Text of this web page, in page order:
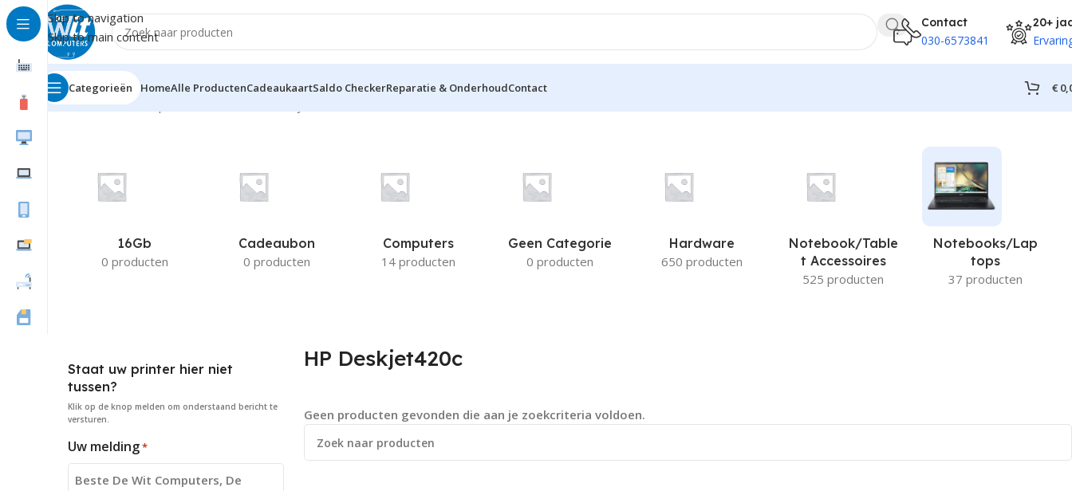
Skip to navigation
Skip to main content
Contact
030-6573841
20+
Categorieën HomeAlle ProductenCadeaukaartSaldo CheckerReparatie & OnderhoudContact €
Home Product Compatible Printers
16Gb
0 producten
Cadeaubon
0 producten
Computers
14 producten
Geen Categorie
0 producten
Hardware
650 producten
Notebook/Table
T Accessoires
525 producten
Notebooks/Lap
Tops
37 producten
Staat uw printer hier niet
tussen?
Klik op de knop melden om onderstaand bericht te
versturen.
Uw melding*
HP Deskjet420c
Geen producten gevonden die aan je zoekcriteria voldoen.